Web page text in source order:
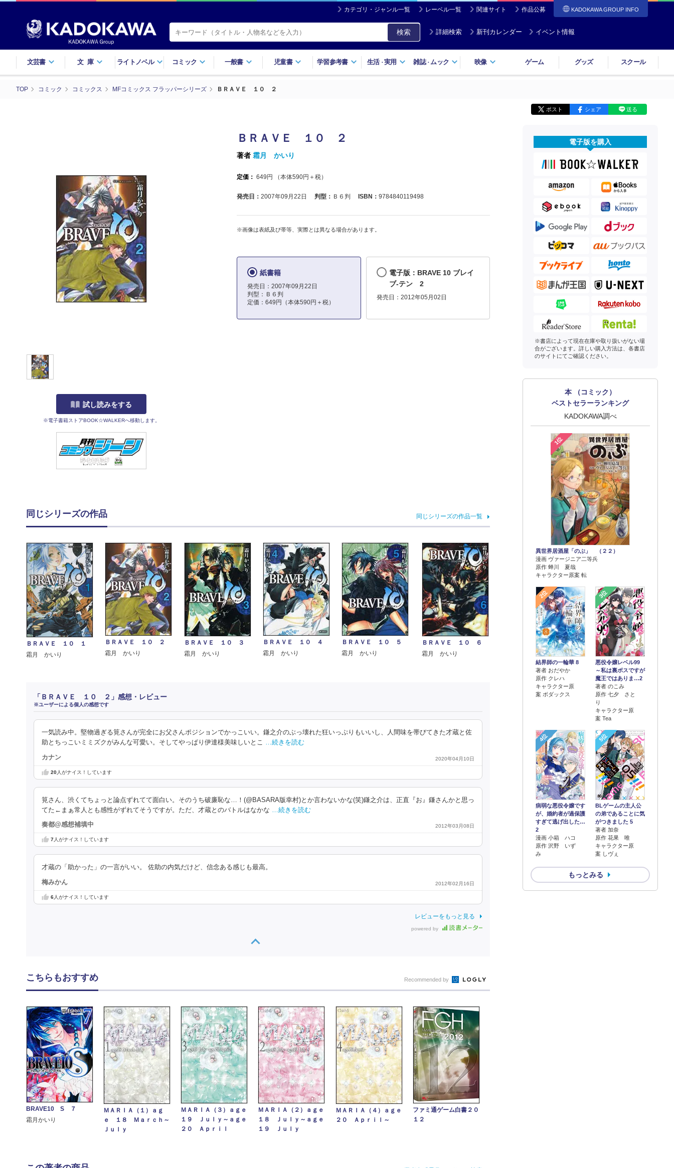
カテゴリ・ジャンル一覧 レーベル一覧 関連サイト 作品公募 KADOKAWA GROUP INFO
検索 詳細検索 新刊カレンダー イベント情報
文芸書 文庫 ライトノベル コミック 一般書 児童書 学習参考書 生活・実用 雑誌・ ムック 映像 ゲーム グッズ スクール
TOP コミック コミックス MFコミックス フラッパーシリーズ ＢＲＡＶＥ １０ ２
ポスト シェア 送る
試し読みをする
※電子書籍ストアBOOK☆WALKERへ移動します。
ＢＲＡＶＥ １０ ２
著者 霜月 かいり
定価： 649 円 （本体590円＋税）
発売日： 2007年09月22日 判型： Ｂ６判 ISBN： 9784840119498
※画像は表紙及び帯等、実際とは異なる場合があります。
紙書籍
発売日：2007年09月22日
判型：Ｂ６判
定価：649円（本体590円＋税）
電子版：BRAVE 10 ブレイ
ブ-テン 2
発売日：2012年05月02日
同じシリーズの作品 同じシリーズの作品一覧
ＢＲＡＶＥ １０ １
霜月 かいり
ＢＲＡＶＥ １０ ２
霜月 かいり
ＢＲＡＶＥ １０ ３
霜月 かいり
ＢＲＡＶＥ １０ ４
霜月 かいり
ＢＲＡＶＥ １０ ５
霜月 かいり
ＢＲＡＶＥ １０ ６
霜月 かいり
「ＢＲＡＶＥ １０ ２」感想・レビュー
※ユーザーによる個人の感想です
一気読み中。堅物過ぎる筧さんが完全にお父さんポジションでかっこいい。鎌之介のぶっ壊れた狂いっぷりもいいし、人間味を帯びてきた才蔵と佐
助とちっこいミミズクがみんな可愛い。そしてやっぱり伊達様美味しいとこ …続きを読む
カナン 2020年04月10日
20人がナイス！しています
筧さん、渋くてちょっと論点ずれてて面白い。そのうち破廉恥な…！(@BASARA版幸村)とか言わないかな(笑)鎌之介は、正直『お』鎌さんかと思っ
てた←まぁ常人とも感性がずれてそうですが。ただ、才蔵とのバトルはなかな
…続きを読む
奏都@感想補填中 2012年03月08日
7人がナイス！しています
才蔵の「助かった」の一言がいい。 佐助の内気だけど、信念ある感じも最高。
梅みかん 2012年02月16日
6人がナイス！しています
レビューをもっと見る
powered by
電子版を購入
※書店によって現在在庫や取り扱いがない場
合がございます。詳しい購入方法は、各書店
のサイトにてご確認ください。
本 （コミック）
ベストセラーランキング
KADOKAWA調べ
1位
異世界居酒屋「のぶ」 （２２）
漫画 ヴァージニア二等兵
原作 蝉川 夏哉
キャラクター原案 転
2位
結界師の一輪華 8
著者 おだやか
原作 クレハ
キャラクター原
案 ボダックス
3位
悪役令嬢レベル99
～私は裏ボスですが
魔王ではありま…2
著者 のこみ
原作 七夕 さと
り
キャラクター原
案 Tea
4位
病弱な悪役令嬢です
が、婚約者が過保護
すぎて逃げ出した…
2
漫画 小箱 ハコ
原作 沢野 いず
み
5位
BLゲームの主人公
の弟であることに気
がつきました 5
著者 加奈
原作 花果 唯
キャラクター原
案 しヴぇ
もっとみる
こちらもおすすめ Recommended by
BRAVE10 S ７
霜月かいり
ＭＡＲＩＡ（１）ａｇ
ｅ １８ Ｍａｒｃｈ～
Ｊｕｌｙ
ＭＡＲＩＡ（３）ａｇｅ
１９ Ｊｕｌｙ～ａｇｅ
２０ Ａｐｒｉｌ
ＭＡＲＩＡ（２）ａｇｅ
１８ Ｊｕｌｙ～ａｇｅ
１９ Ｊｕｌｙ
ＭＡＲＩＡ（４）ａｇｅ
２０ Ａｐｒｉｌ～
ファミ通ゲーム白書２０
１２